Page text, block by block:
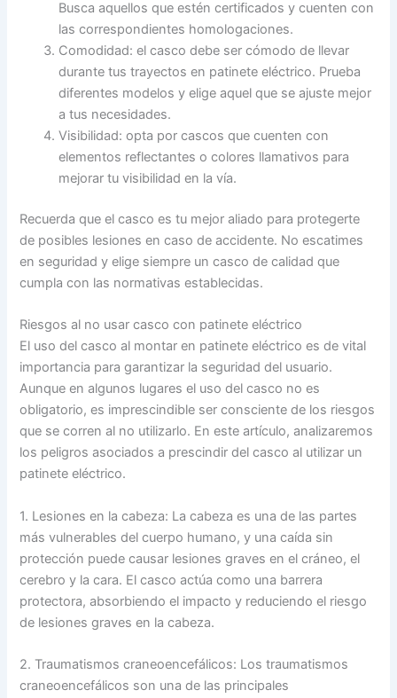
Busca aquellos que estén certificados y cuenten con
las correspondientes homologaciones.
Comodidad: el casco debe ser cómodo de llevar
durante tus trayectos en patinete eléctrico. Prueba
diferentes modelos y elige aquel que se ajuste mejor
a tus necesidades.
Visibilidad: opta por cascos que cuenten con
elementos reflectantes o colores llamativos para
mejorar tu visibilidad en la vía.
Recuerda que el casco es tu mejor aliado para protegerte
de posibles lesiones en caso de accidente. No escatimes
en seguridad y elige siempre un casco de calidad que
cumpla con las normativas establecidas.
Riesgos al no usar casco con patinete eléctrico
El uso del casco al montar en patinete eléctrico es de vital
importancia para garantizar la seguridad del usuario.
Aunque en algunos lugares el uso del casco no es
obligatorio, es imprescindible ser consciente de los riesgos
que se corren al no utilizarlo. En este artículo, analizaremos
los peligros asociados a prescindir del casco al utilizar un
patinete eléctrico.
1. Lesiones en la cabeza: La cabeza es una de las partes
más vulnerables del cuerpo humano, y una caída sin
protección puede causar lesiones graves en el cráneo, el
cerebro y la cara. El casco actúa como una barrera
protectora, absorbiendo el impacto y reduciendo el riesgo
de lesiones graves en la cabeza.
2. Traumatismos craneoencefálicos: Los traumatismos
craneoencefálicos son una de las principales